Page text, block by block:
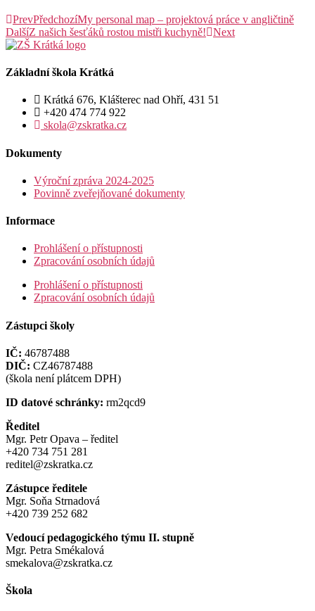
PrevPředchozíMy personal map – projektová práce v angličtině
DalšíZ našich šesťáků rostou mistři kuchyně! Next
Základní škola Krátká
Krátká 676, Klášterec nad Ohří, 431 51
+420 474 774 922
skola@zskratka.cz
Dokumenty
Výroční zpráva 2024-2025
Povinně zveřejňované dokumenty
Informace
Prohlášení o přístupnosti
Zpracování osobních údajů
Prohlášení o přístupnosti
Zpracování osobních údajů
Zástupci školy
IČ: 46787488
DIČ: CZ46787488
(škola není plátcem DPH)
ID datové schránky: rm2qcd9
Ředitel
Mgr. Petr Opava – ředitel
+420 734 751 281
reditel@zskratka.cz
Zástupce ředitele
Mgr. Soňa Strnadová
+420 739 252 682
Vedoucí pedagogického týmu II. stupně
Mgr. Petra Smékalová
smekalova@zskratka.cz
Škola